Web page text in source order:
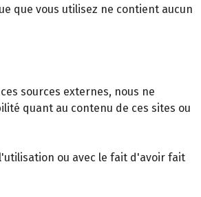
que vous utilisez ne contient aucun
sources externes, nous ne
quant au contenu de ces sites ou
ou avec le fait d'avoir fait